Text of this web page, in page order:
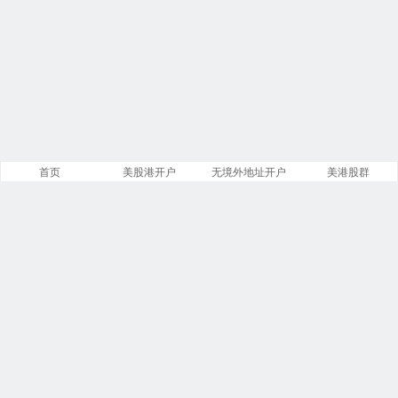
首页 美股港开户 无境外地址开户 美港股群